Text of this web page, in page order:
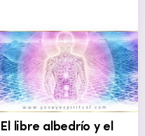
El libre albedrío y el